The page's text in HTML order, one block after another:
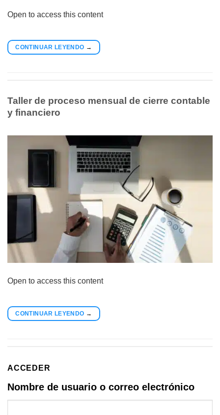
Open to access this content
CONTINUAR LEYENDO →
Taller de proceso mensual de cierre contable
y financiero
Open to access this content
CONTINUAR LEYENDO →
ACCEDER
Nombre de usuario o correo electrónico